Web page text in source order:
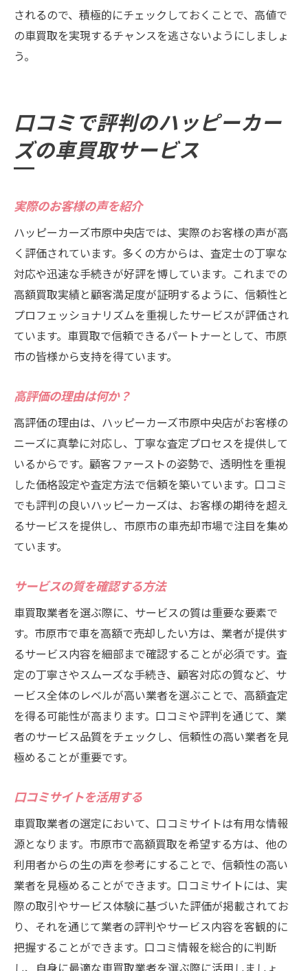
されるので、積極的にチェックしておくことで、高値で
の車買取を実現するチャンスを逃さないようにしましょ
う。
口コミで評判のハッピーカー
ズの車買取サービス
実際のお客様の声を紹介
ハッピーカーズ市原中央店では、実際のお客様の声が高
く評価されています。多くの方からは、査定士の丁寧な
対応や迅速な手続きが好評を博しています。これまでの
高額買取実績と顧客満足度が証明するように、信頼性と
プロフェッショナリズムを重視したサービスが評価され
ています。車買取で信頼できるパートナーとして、市原
市の皆様から支持を得ています。
高評価の理由は何か？
高評価の理由は、ハッピーカーズ市原中央店がお客様の
ニーズに真摯に対応し、丁寧な査定プロセスを提供して
いるからです。顧客ファーストの姿勢で、透明性を重視
した価格設定や査定方法で信頼を築いています。口コミ
でも評判の良いハッピーカーズは、お客様の期待を超え
るサービスを提供し、市原市の車売却市場で注目を集め
ています。
サービスの質を確認する方法
車買取業者を選ぶ際に、サービスの質は重要な要素で
す。市原市で車を高額で売却したい方は、業者が提供す
るサービス内容を細部まで確認することが必須です。査
定の丁寧さやスムーズな手続き、顧客対応の質など、サ
ービス全体のレベルが高い業者を選ぶことで、高額査定
を得る可能性が高まります。口コミや評判を通じて、業
者のサービス品質をチェックし、信頼性の高い業者を見
極めることが重要です。
口コミサイトを活用する
車買取業者の選定において、口コミサイトは有用な情報
源となります。市原市で高額買取を希望する方は、他の
利用者からの生の声を参考にすることで、信頼性の高い
業者を見極めることができます。口コミサイトには、実
際の取引やサービス体験に基づいた評価が掲載されてお
り、それを通じて業者の評判やサービス内容を客観的に
把握することができます。口コミ情報を総合的に判断
し、自身に最適な車買取業者を選ぶ際に活用しましょ